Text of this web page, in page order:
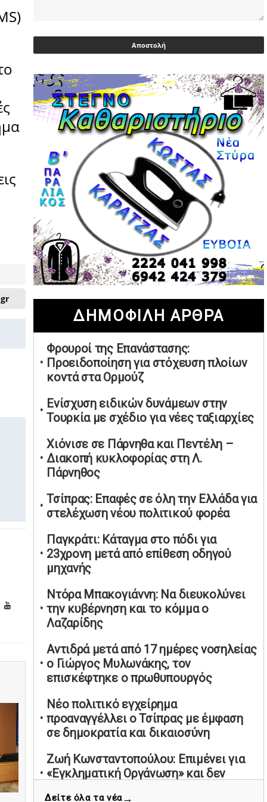
ΠΑΣΟΚ διεκδικεί ρόλο εναλλακτικής
πρότασης εξουσίας
Ακρίβεια: Με λίστα και περιορισμένες
επιλογές οι αγορές των νοικοκυριών
03/05/2026 | 07:59
Υεμένη: Σομαλοί πειρατές στο
πετρελαιοφόρο Eureka
03/05/2026 | 06:40
Αντιδρά μετά από 17 ημέρες νοσηλείας
ο Γιώργος Μυλωνάκης, τον
επισκέφτηκε ο πρωθυπουργός
02/05/2026 | 20:54
Μεντιλίμπαρ: Ξεχωριστό το κλίμα σε
κάθε παιχνίδι ΠΑΟΚ και Ολυμπιακού
02/05/2026 | 20:28
Περιστέρι: Ένταση μεταξύ ανηλίκων
άφησε δύο 15χρονους τραυματίες
Ηνωμένα Αραβικά Εμιράτα: Αίρουν
τους περιορισμούς στον εναέριο χώρο
02/05/2026 | 17:16
Η Αθηνά Λινού αφήνει ανοιχτό το
ενδεχόμενο ένταξης στον νέο
02/05/2026 | 17:01
Αταμάν: Κανείς δεν έχει δικαίωμα να
μιλά για τον πρόεδρο και την
οικογένειά του
02/05/2026 | 15:59
Μαρινάκης: Ο Ανδρουλάκης
υπαναχώρησε στις συμφωνίες για τις
Ανεξάρτητες Αρχές
02/05/2026 | 09:36
Ψηφιακός έλεγχος στην αγορά: QR
code για πωλήσεις καπνικών και
αλκοόλ σε 88.000 σημεία
Καύσιμα αεροσκαφών: Διαβεβαιώσεις
ΕΕ για επάρκεια παρά τη γεωπολιτική
01/05/2026 | 19:54
Βελόπουλος: Κριτική σε πολιτικούς
αρχηγούς για δηλώσεις την
Πρωτομαγιά
01/05/2026 | 19:33
ΔΗΜΟΦΙΛΗ ΑΡΘΡΑ
Φρουροί της Επανάστασης:
Προειδοποίηση για στόχευση πλοίων
κοντά στα Ορμούζ
Ενίσχυση ειδικών δυνάμεων στην
Τουρκία με σχέδιο για νέες ταξιαρχίες
Χιόνισε σε Πάρνηθα και Πεντέλη –
Διακοπή κυκλοφορίας στη Λ.
Πάρνηθος
Τσίπρας: Επαφές σε όλη την Ελλάδα για
στελέχωση νέου πολιτικού φορέα
Παγκράτι: Κάταγμα στο πόδι για
23χρονη μετά από επίθεση οδηγού
μηχανής
Ντόρα Μπακογιάννη: Να διευκολύνει
την κυβέρνηση και το κόμμα ο
Λαζαρίδης
Αντιδρά μετά από 17 ημέρες νοσηλείας
ο Γιώργος Μυλωνάκης, τον
επισκέφτηκε ο πρωθυπουργός
Νέο πολιτικό εγχείρημα
προαναγγέλλει ο Τσίπρας με έμφαση
σε δημοκρατία και δικαιοσύνη
Ζωή Κωνσταντοπούλου: Επιμένει για
«Εγκληματική Οργάνωση» και δεν
Δείτε όλα τα νέα→